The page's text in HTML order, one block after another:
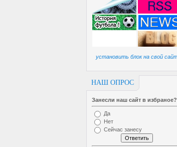
установить блок на свой
НАШ ОПРОС
Занесли наш сайт в избраное?
Да
Нет
Сейчас занесу